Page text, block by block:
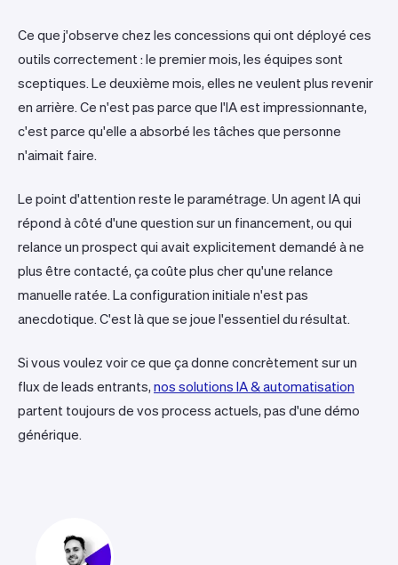
Ce que j'observe chez les concessions qui ont déployé ces
outils correctement : le premier mois, les équipes sont
sceptiques. Le deuxième mois, elles ne veulent plus revenir
en arrière. Ce n'est pas parce que l'IA est impressionnante,
c'est parce qu'elle a absorbé les tâches que personne
n'aimait faire.
Le point d'attention reste le paramétrage. Un agent IA qui
répond à côté d'une question sur un financement, ou qui
relance un prospect qui avait explicitement demandé à ne
plus être contacté, ça coûte plus cher qu'une relance
manuelle ratée. La configuration initiale n'est pas
anecdotique. C'est là que se joue l'essentiel du résultat.
Si vous voulez voir ce que ça donne concrètement sur un
flux de leads entrants, nos solutions IA & automatisation
partent toujours de vos process actuels, pas d'une démo
générique.